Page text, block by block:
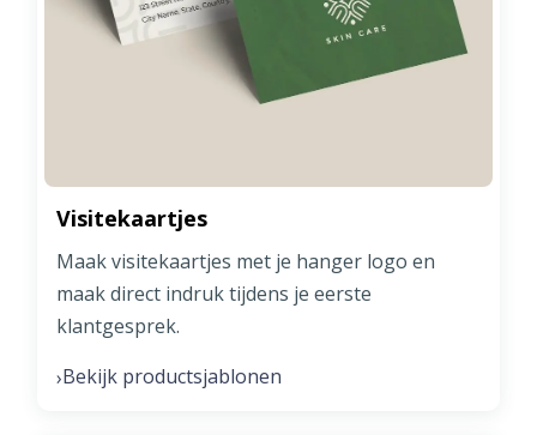
Visitekaartjes
Maak visitekaartjes met je hanger logo en
maak direct indruk tijdens je eerste
klantgesprek.
›Bekijk productsjablonen